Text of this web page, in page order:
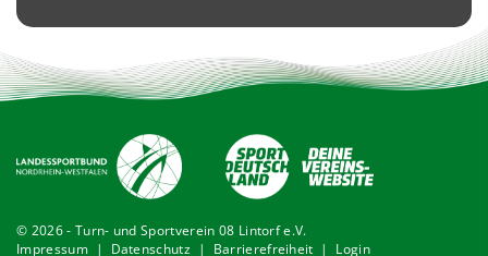
© 2026 - Turn- und Sportverein 08 Lintorf e.V.
Impressum| Datenschutz | Barrierefreiheit | Login